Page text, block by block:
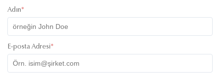
Adın*
E-posta Adresi*